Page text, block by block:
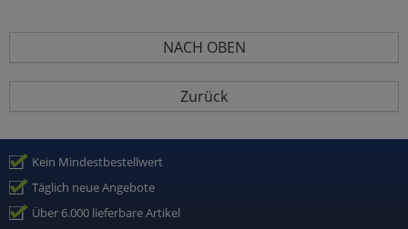
NACH OBEN
Zurück
Kein Mindestbestellwert
Täglich neue Angebote
Über 6.000 lieferbare Artikel